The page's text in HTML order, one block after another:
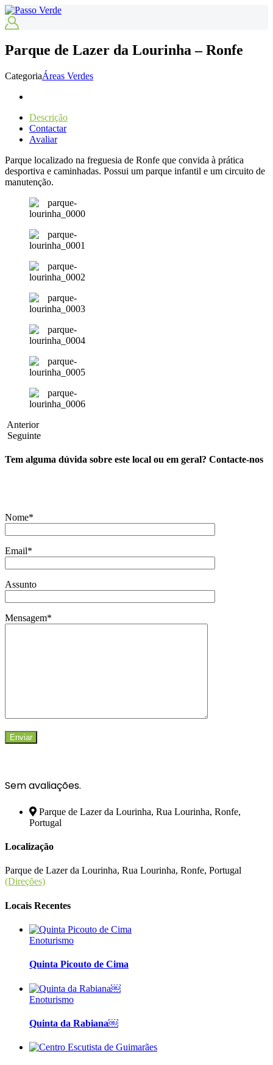
Parque de Lazer da Lourinha – Ronfe
CategoriaÁreas Verdes
Descrição
Contactar
Avaliar
Parque localizado na freguesia de Ronfe que convida à prática
desportiva e caminhadas. Possui um parque infantil e um circuito de
manutenção.
Anterior
Seguinte
Tem alguma dúvida sobre este local ou em geral? Contacte-nos
Nome*
Email*
Assunto
Mensagem*
item:
Submit
Rating
Sem avaliações.
Parque de Lazer da Lourinha, Rua Lourinha, Ronfe,
Portugal
Localização
Parque de Lazer da Lourinha, Rua Lourinha, Ronfe, Portugal
(Direções)
Locais Recentes
Enoturismo
Quinta Picouto de Cima
Enoturismo
Quinta da Rabiana￼